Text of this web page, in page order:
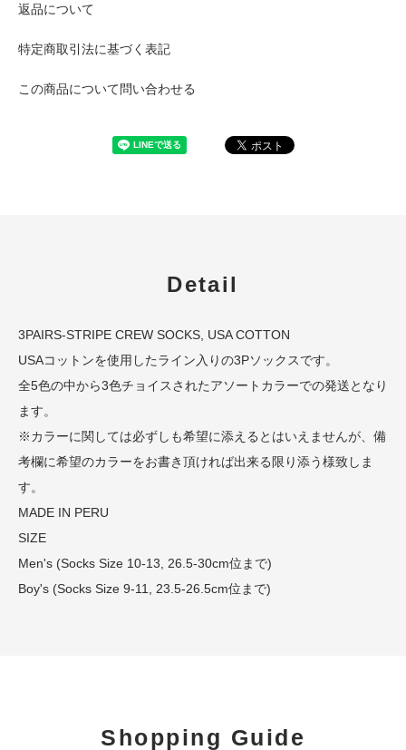
返品について
特定商取引法に基づく表記
この商品について問い合わせる
Detail
3PAIRS-STRIPE CREW SOCKS, USA COTTON
USAコットンを使用したライン入りの3Pソックスです。
全5色の中から3色チョイスされたアソートカラーでの発送となり
ます。
※カラーに関しては必ずしも希望に添えるとはいえませんが、備
考欄に希望のカラーをお書き頂ければ出来る限り添う様致しま
す。
MADE IN PERU
SIZE
Men's (Socks Size 10-13, 26.5-30cm位まで)
Boy's (Socks Size 9-11, 23.5-26.5cm位まで)
Shopping Guide